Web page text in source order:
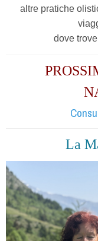
altre pratiche
dove
La